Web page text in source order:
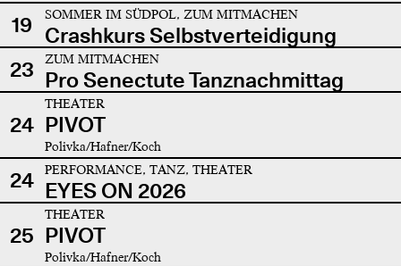
19 SOMMER IM SÜDPOL, ZUM MITMACHEN
Crashkurs Selbstverteidigung
23
ZUM MITMACHEN
Pro Senectute Tanznachmittag
24
THEATER
PIVOT
Polivka/Hafner/Koch
24 PERFORMANCE, TANZ, THEATER
EYES ON 2026
25
THEATER
PIVOT
Polivka/Hafner/Koch